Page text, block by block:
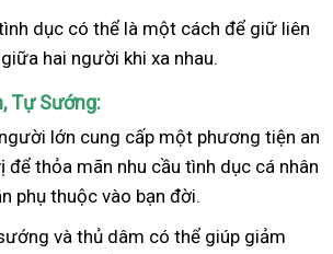
dục có thể là một cách để giữ liên
hai người khi xa nhau.
Tự Sướng:
lớn cung cấp một phương tiện an
để thỏa mãn nhu cầu tình dục cá nhân
phụ thuộc vào bạn đời.
và thủ dâm có thể giúp giảm